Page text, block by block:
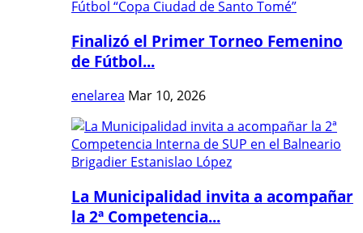
Finalizó el Primer Torneo Femenino
de Fútbol...
enelarea Mar 10, 2026
La Municipalidad invita a acompañar
la 2ª Competencia...